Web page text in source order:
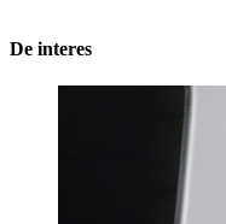
De interes